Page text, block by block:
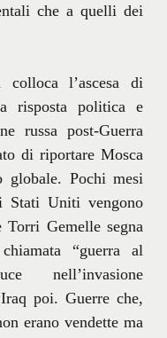
che a quelli dei
l’ascesa di
risposta politica e
russa post-Guerra
di riportare Mosca
globale. Pochi mesi
Stati Uniti vengono
Gemelle segna
“guerra al
nell’invasione
poi. Guerre che,
erano vendette ma